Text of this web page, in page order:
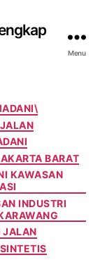
Menu
BARAT
KAWASAN
INDUSTRI
JALAN